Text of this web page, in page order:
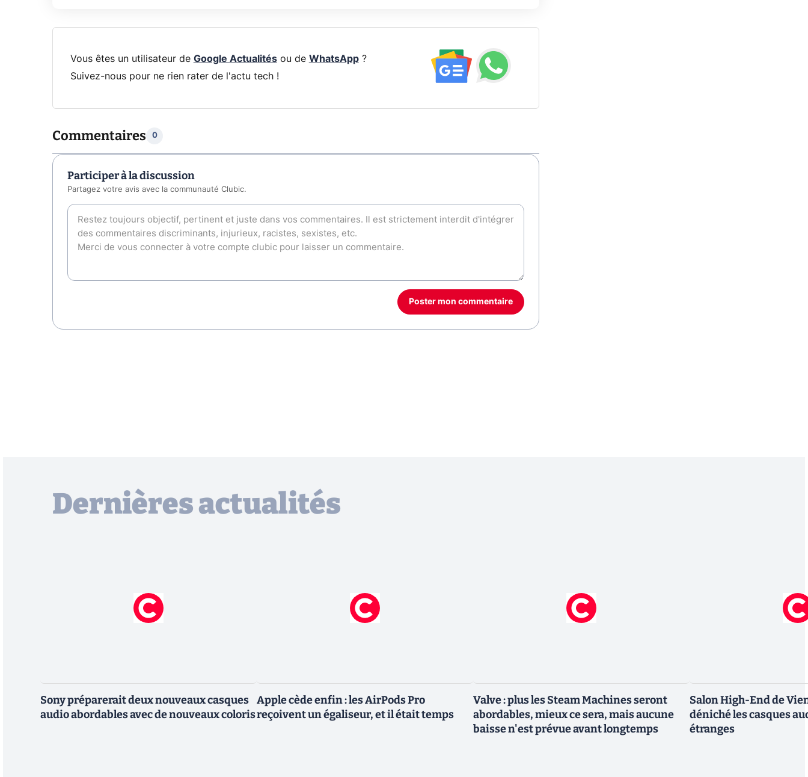
Vous êtes un utilisateur de Google Actualitésou de WhatsApp?
Suivez-nous pour ne rien rater de l'actu tech !
Commentaires 0
Participer à la discussion
Partagez votre avis avec la communauté Clubic.
Poster mon commentaire
Dernières actualités
Sony préparerait deux nouveaux casques
audio abordables avec de nouveaux coloris
Apple cède enfin : les AirPods Pro
reçoivent un égaliseur, et il était temps
Valve : plus les Steam Machines seront
abordables, mieux ce sera, mais aucune
baisse n'est prévue avant longtemps
Salon High-End de
déniché les casques
étranges